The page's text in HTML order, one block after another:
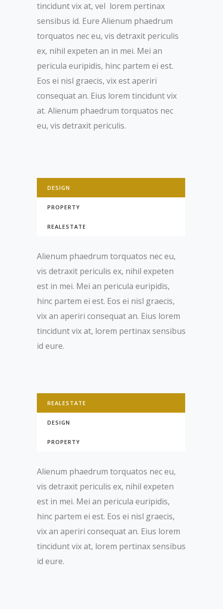
tincidunt vix at, vel lorem pertinax
sensibus id. Eure Alienum phaedrum
torquatos nec eu, vis detraxit periculis
ex, nihil expeten an in mei. Mei an
pericula euripidis, hinc partem ei est.
Eos ei nisl graecis, vix est aperiri
consequat an. Eius lorem tincidunt vix
at. Alienum phaedrum torquatos nec
eu, vis detraxit periculis.
DESIGN
PROPERTY
REALESTATE
Alienum phaedrum torquatos nec eu,
vis detraxit periculis ex, nihil expeten
est in mei. Mei an pericula euripidis,
hinc partem ei est. Eos ei nisl graecis,
vix an aperiri consequat an. Eius lorem
tincidunt vix at, lorem pertinax sensibus
id eure.
REALESTATE
DESIGN
PROPERTY
Alienum phaedrum torquatos nec eu,
vis detraxit periculis ex, nihil expeten
est in mei. Mei an pericula euripidis,
hinc partem ei est. Eos ei nisl graecis,
vix an aperiri consequat an. Eius lorem
tincidunt vix at, lorem pertinax sensibus
id eure.